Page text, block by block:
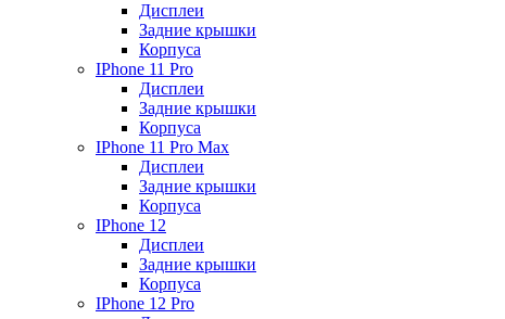
Дисплеи
Задние крышки
Корпуса
IPhone 11 Pro
Дисплеи
Задние крышки
Корпуса
IPhone 11 Pro Max
Дисплеи
Задние крышки
Корпуса
IPhone 12
Дисплеи
Задние крышки
Корпуса
IPhone 12 Pro